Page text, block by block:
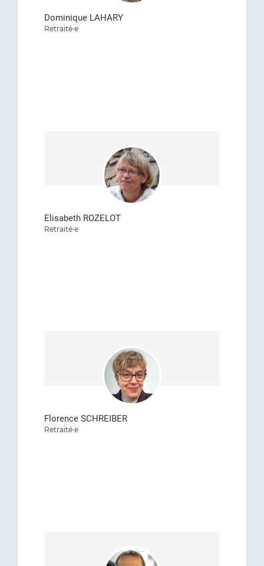
Dominique LAHARY
Retraité·e
Elisabeth ROZELOT
Retraité·e
Florence SCHREIBER
Retraité·e